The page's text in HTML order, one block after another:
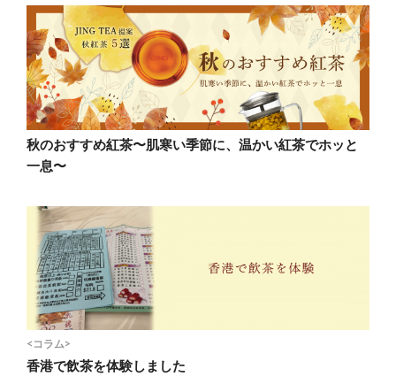
秋のおすすめ紅茶〜肌寒い季節に、温かい紅茶でホッと
一息〜
<コラム>
香港で飲茶を体験しました